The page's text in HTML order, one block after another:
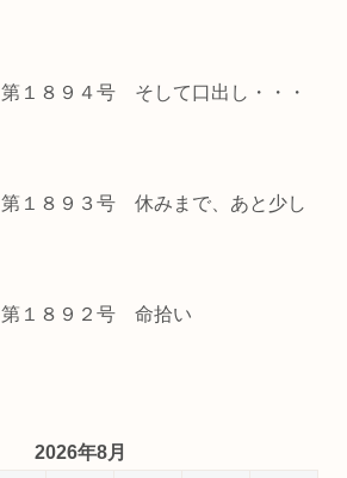
第１８９４号 そして口出し・・・
第１８９３号 休みまで、あと少し
第１８９２号 命拾い
2026年8月